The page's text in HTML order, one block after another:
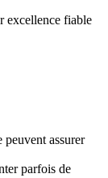
excellence fiable
peuvent assurer
parfois de